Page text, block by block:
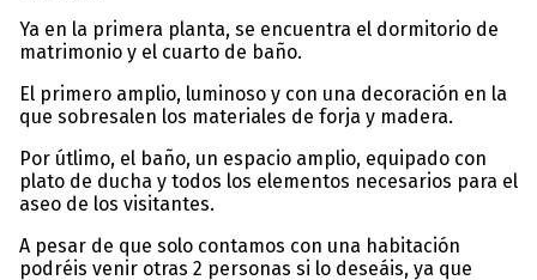
Ya en la primera planta, se encuentra el dormitorio de
matrimonio y el cuarto de baño.
El primero amplio, luminoso y con una decoración en la
que sobresalen los materiales de forja y madera.
Por útlimo, el baño, un espacio amplio, equipado con
plato de ducha y todos los elementos necesarios para el
aseo de los visitantes.
A pesar de que solo contamos con una habitación
podréis venir otras 2 personas si lo deseáis, ya que